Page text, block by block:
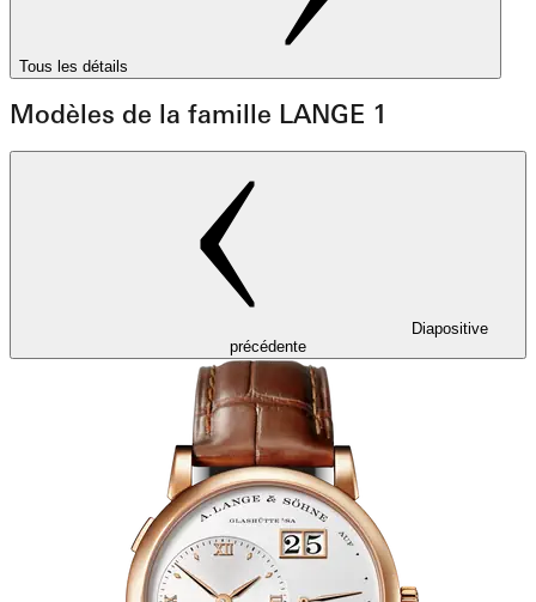
Tous les détails
Modèles de la famille LANGE 1
Diapositive
précédente